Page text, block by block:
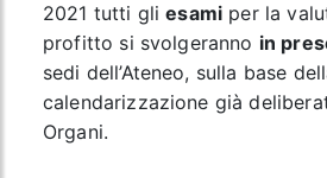
2021 tutti gliesami per la
profitto si svolgeranno in
sedi dell’Ateneo, sulla base
calendarizzazione già
Organi.